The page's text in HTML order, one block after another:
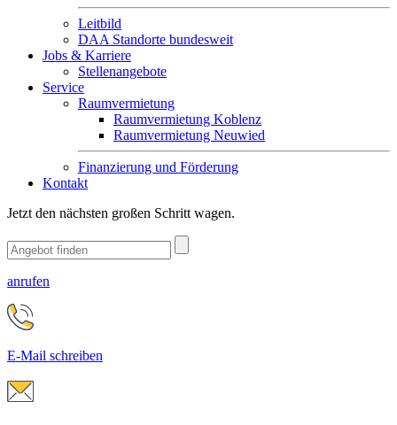
Leitbild
DAA Standorte bundesweit
Jobs & Karriere
Stellenangebote
Service
Raumvermietung
Raumvermietung Koblenz
Raumvermietung Neuwied
Finanzierung und Förderung
Kontakt
Jetzt den nächsten großen Schritt wagen.
anrufen
E-Mail schreiben